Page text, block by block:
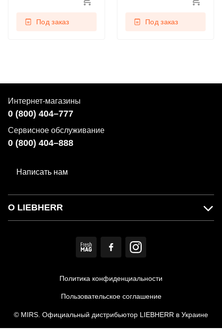
Под заказ Под заказ
Интернет-магазины
0 (800) 404–777
Сервисное обслуживание
0 (800) 404–888
Написать нам
О LIEBHERR
© MIRS. Официальный дистрибьютор LIEBHERR в Украине
Политика конфиденциальности
Пользовательское соглашение